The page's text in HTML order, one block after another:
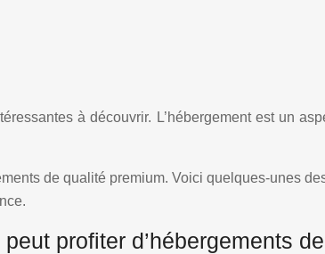
à découvrir. L’hébergement est un
de qualité premium. Voici quelques-unes
profiter d’hébergements